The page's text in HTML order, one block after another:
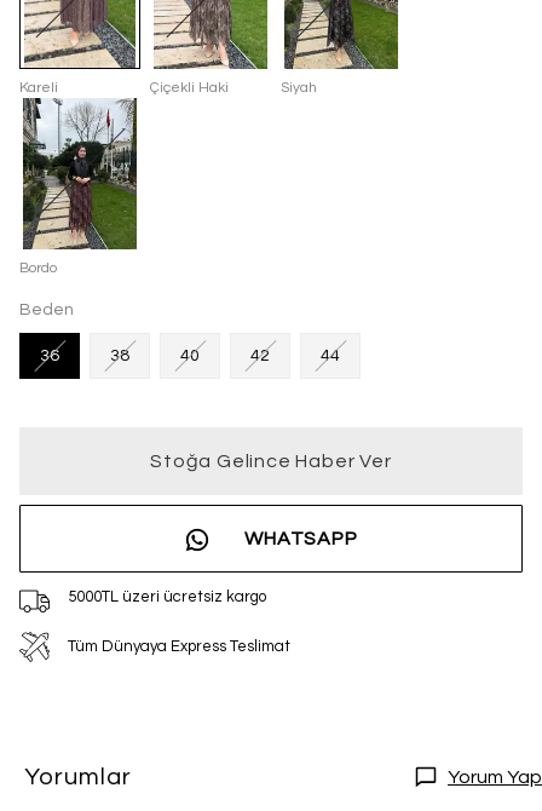
Kareli Çiçekli Haki Siyah
Bordo
Beden
36 38 40 42 44
Stoğa Gelince Haber Ver
WHATSAPP
5000TL üzeri ücretsiz kargo
Tüm Dünyaya Express Teslimat
Yorumlar Yorum Yap